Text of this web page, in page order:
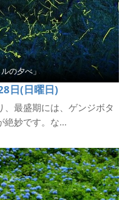
の夕べ」
日(日曜日)
最盛期には、ゲンジボタ
絶妙です。な...